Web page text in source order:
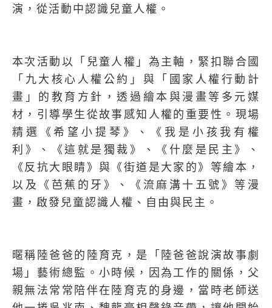
演，從活動中認識兒童人權。
本次活動以「兒童人權」為主軸，緊扣聯合國
「九大核心人權公約」與「國家人權行動計
畫」的教育方針，透過繪本與漫畫等多元媒
材，引導學生從故事感知人權的重要性。現場
精選《希望小提琴》、《我是小孩我有權
利》、《這就是獨裁》、《什麼是民主》、
《反抗大眼睛》與《街道是大家的》等繪本，
以及《芭蕉的牙》、《流麻溝十五號》等漫
畫，啟發兒童認識人權、自由與民主。
暱稱陸爸爸的陸育克，是「陸爸爸說演故事劇
場」藝術總監。小時候，因為工作的關係，父
親無法常常陪伴在陸育克的身邊，當時老師送